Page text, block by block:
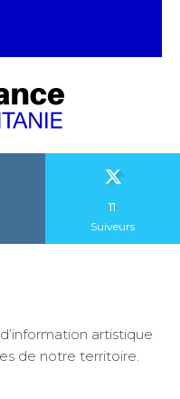
11
Suiveurs
artistique
de notre territoire.